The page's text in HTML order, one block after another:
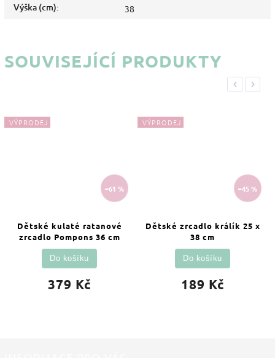
Výška (cm): 38
SOUVISEJÍCÍ PRODUKTY
Previous
VÝPRODEJ
–61 %
Dětské kulaté ratanové
zrcadlo Pompons 36 cm
379 Kč
Do košíku
VÝPRODEJ
–45 %
Dětské zrcadlo králík 25 x
38 cm
189 Kč
Do košíku
Next